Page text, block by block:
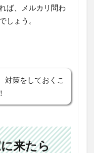
ば、メルカリ問わ
しょう。
対策をしておくこ
来たら